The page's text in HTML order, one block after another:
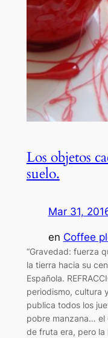
Los objetos
suelo.
Mar 31,
en Coffee
“Gravedad: fuerza
la tierra hacia su
Española.
periodismo, cultura
publica todos los
pobre manzana… el
de fruta era, pero